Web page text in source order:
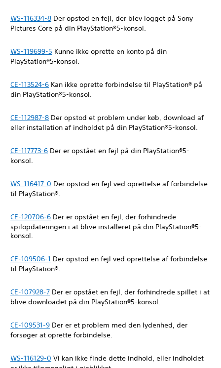
WS-116334-8 Der opstod en fejl, der blev logget på Sony
Pictures Core på din PlayStation®5-konsol.
WS-119699-5 Kunne ikke oprette en konto på din
PlayStation®5-konsol.
CE-113524-6 Kan ikke oprette forbindelse til PlayStation® på
din PlayStation®5-konsol.
CE-112987-8 Der opstod et problem under køb, download af
eller installation af indholdet på din PlayStation®5-konsol.
CE-117773-6 Der er opstået en fejl på din PlayStation®5-
konsol.
WS-116417-0 Der opstod en fejl ved oprettelse af forbindelse
til PlayStation®.
CE-120706-6 Der er opstået en fejl, der forhindrede
spilopdateringen i at blive installeret på din PlayStation®5-
konsol.
CE-109506-1 Der opstod en fejl ved oprettelse af forbindelse
til PlayStation®.
CE-107928-7 Der er opstået en fejl, der forhindrede spillet i at
blive downloadet på din PlayStation®5-konsol.
CE-109531-9 Der er et problem med den lydenhed, der
forsøger at oprette forbindelse.
WS-116129-0 Vi kan ikke finde dette indhold, eller indholdet